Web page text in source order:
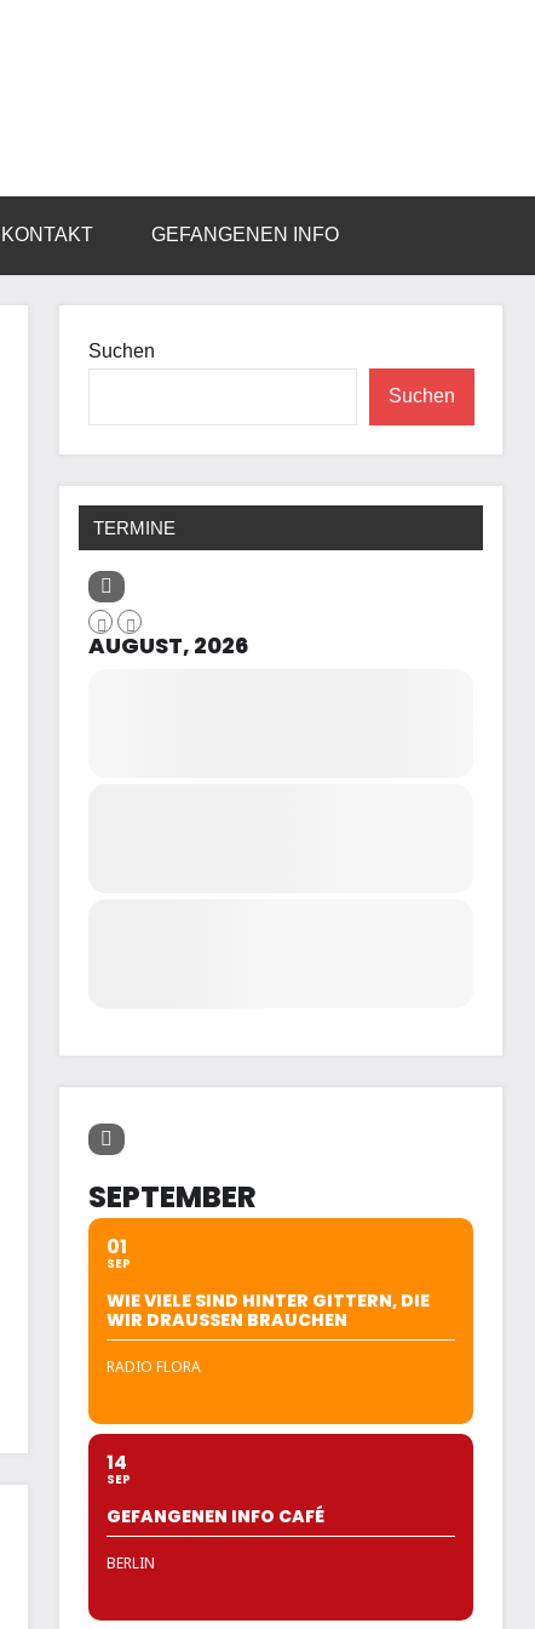
KONTAKT GEFANGENEN INFO
Suchen
Suchen
TERMINE
AUGUST, 2026
SEPTEMBER
01
SEP
WIE VIELE SIND HINTER GITTERN, DIE
WIR DRAUSSEN BRAUCHEN
RADIO FLORA
14
SEP
GEFANGENEN INFO CAFÉ
BERLIN